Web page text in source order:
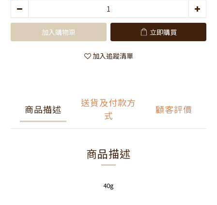
加入購物車 立即購買
加入追蹤清單
商品描述
送貨及付款方
式
顧客評價
商品描述
40g